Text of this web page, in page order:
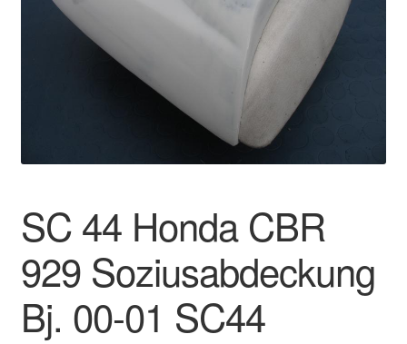
Mein Konto
Zahlungsarten und Versand
SC 44 Honda CBR
929 Soziusabdeckung
Bj. 00-01 SC44